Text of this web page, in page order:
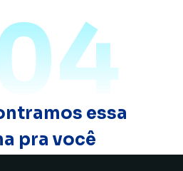
essa
pra você